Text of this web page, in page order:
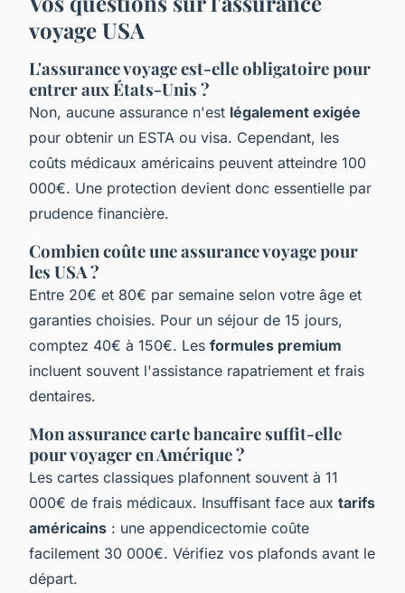
voyage USA
L'assurance voyage est-elle obligatoire pour
entrer aux États-Unis ?
Non, aucune assurance n'est légalement exigée
pour obtenir un ESTA ou visa. Cependant, les
coûts médicaux américains peuvent atteindre 100
000€. Une protection devient donc essentielle par
prudence financière.
Combien coûte une assurance voyage pour
les USA ?
Entre 20€ et 80€ par semaine selon votre âge et
garanties choisies. Pour un séjour de 15 jours,
comptez 40€ à 150€. Les formules premium
incluent souvent l'assistance rapatriement et frais
dentaires.
Mon assurance carte bancaire suffit-elle
pour voyager en Amérique ?
Les cartes classiques plafonnent souvent à 11
000€ de frais médicaux. Insuffisant face aux tarifs
américains : une appendicectomie coûte
facilement 30 000€. Vérifiez vos plafonds avant le
départ.